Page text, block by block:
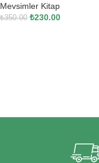
Mevsimler Kitap
₺350.00 ₺230.00